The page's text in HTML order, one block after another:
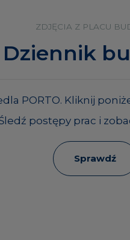
ZDJĘCIA Z PLACU
Dziennik
PORTO. Kliknij
postępy prac i
Sprawdź